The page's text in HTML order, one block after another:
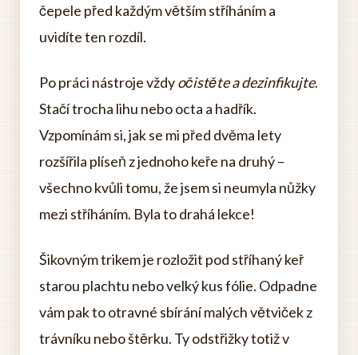
čepele před každým větším stříháním a
uvidíte ten rozdíl.
Po práci nástroje vždyočistěte a dezinfikujte.
Stačí trocha lihu nebo octa a hadřík.
Vzpomínám si, jak se mi před dvěma lety
rozšířila plíseň z jednoho keře na druhý –
všechno kvůli tomu, že jsem si neumyla nůžky
mezi stříháním. Byla to drahá lekce!
Šikovným trikem je rozložit pod stříhaný keř
starou plachtu nebo velký kus fólie. Odpadne
vám pak to otravné sbírání malých větviček z
trávníku nebo štěrku. Ty odstřižky totiž v